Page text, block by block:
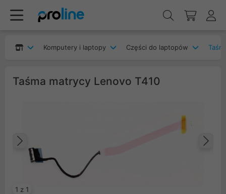
Komputery i laptopy Części do laptopów
Taśma matrycy Lenovo T410
1 z 1
Poprzedni